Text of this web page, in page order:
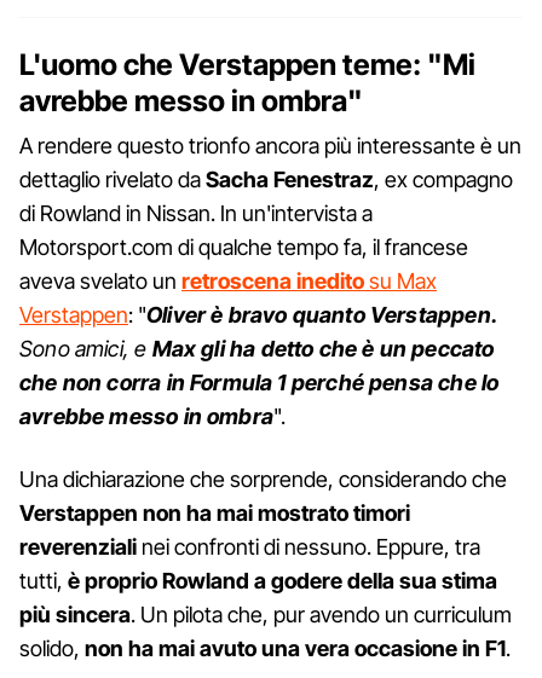
L'uomo che Verstappen teme: "Mi
avrebbe messo in ombra"
A rendere questo trionfo ancora più interessante è un
dettaglio rivelato daSacha Fenestraz, ex compagno
di Rowland in Nissan. In un'intervista a
Motorsport.com di qualche tempo fa, il francese
aveva svelato un retroscena ineditosu Max
Verstappen: "Oliver è bravo quanto Verstappen.
Sono amici, e Max gli ha detto che è un peccato
che non corra in Formula 1 perché pensa che lo
avrebbe messo in ombra".
Una dichiarazione che sorprende, considerando che
Verstappen non ha mai mostrato timori
reverenziali nei confronti di nessuno. Eppure, tra
tutti, è proprio Rowland a godere della sua stima
più sincera. Un pilota che, pur avendo un curriculum
solido, non ha mai avuto una vera occasione in F1.